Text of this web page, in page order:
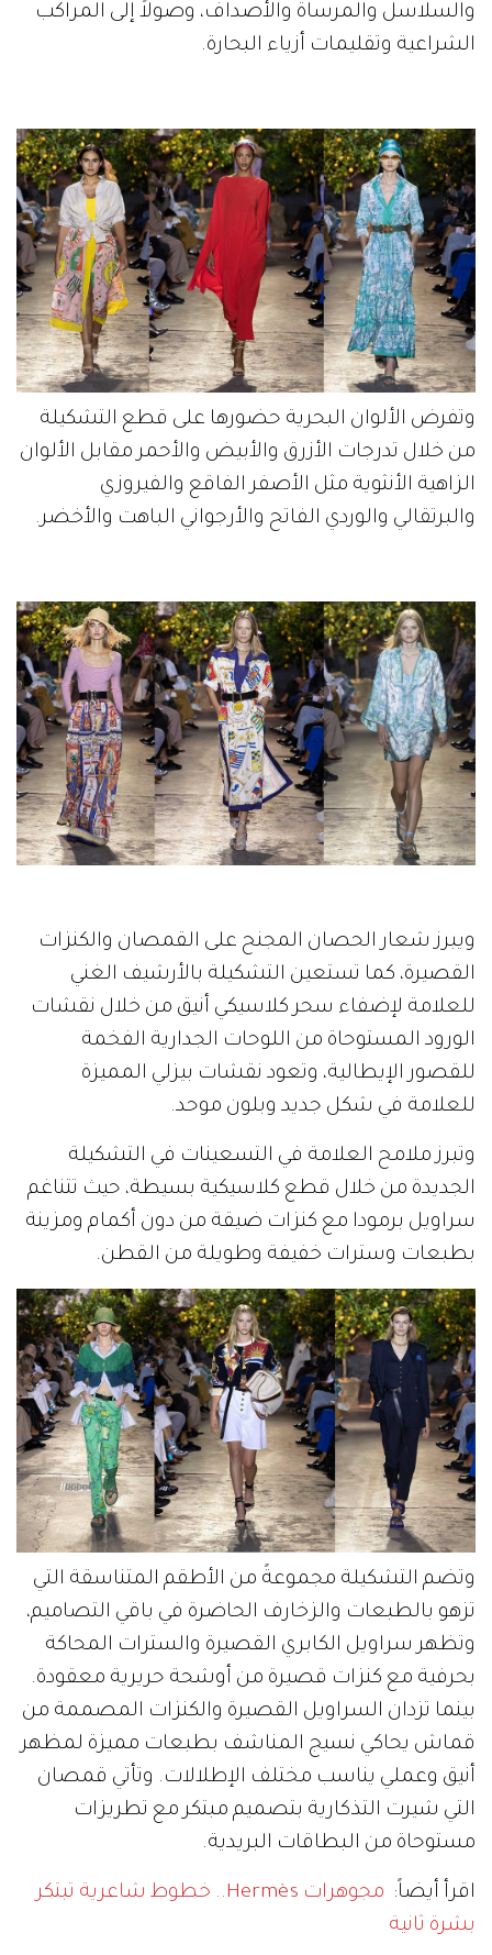
والسلاسل والمرساة والأصداف، وصولاً إلى المراكب
الشراعية وتقليمات أزياء البحارة.
وتفرض الألوان البحرية حضورها على قطع التشكيلة
من خلال تدرجات الأزرق والأبيض والأحمر مقابل الألوان
الزاهية الأنثوية مثل الأصفر الفاقع والفيروزي
والبرتقالي والوردي الفاتح والأرجواني الباهت والأخضر.
ويبرز شعار الحصان المجنح على القمصان والكنزات
القصيرة، كما تستعين التشكيلة بالأرشيف الغني
للعلامة لإضفاء سحر كلاسيكي أنيق من خلال نقشات
الورود المستوحاة من اللوحات الجدارية الفخمة
للقصور الإيطالية، وتعود نقشات بيزلي المميزة
للعلامة في شكل جديد وبلون موحد.
وتبرز ملامح العلامة في التسعينات في التشكيلة
الجديدة من خلال قطع كلاسيكية بسيطة، حيث تتناغم
سراويل برمودا مع كنزات ضيقة من دون أكمام ومزينة
بطبعات وسترات خفيفة وطويلة من القطن.
وتضم التشكيلة مجموعةً من الأطقم المتناسقة التي
تزهو بالطبعات والزخارف الحاضرة في باقي التصاميم،
وتظهر سراويل الكابري القصيرة والسترات المحاكة
بحرفية مع كنزات قصيرة من أوشحة حريرية معقودة.
بينما تزدان السراويل القصيرة والكنزات المصممة من
قماش يحاكي نسيج المناشف بطبعات مميزة لمظهر
أنيق وعملي يناسب مختلف الإطلالات. وتأتي قمصان
التي شيرت التذكارية بتصميم مبتكر مع تطريزات
مستوحاة من البطاقات البريدية.
اقرأ أيضاً:
مجوهرات Hermès.. خطوط شاعرية تبتكر
بشرة ثانية